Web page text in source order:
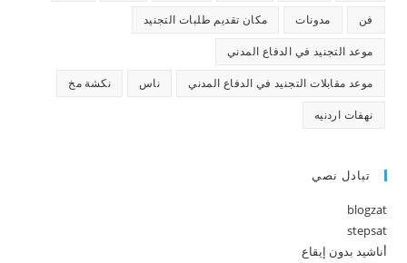
فن مدونات مكان تقديم طلبات التجنيد
موعد التجنيد في الدفاع المدني
موعد مقابلات التجنيد في الدفاع المدني ناس نكشة مخ
نهفات اردنيه
تبادل نصي
blogzat
stepsat
أناشيد بدون إيقاع